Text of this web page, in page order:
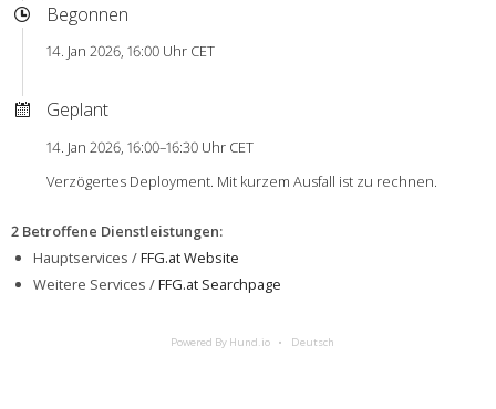
Begonnen
14. Jan 2026, 16:00 Uhr CET
Geplant
14. Jan 2026, 16:00–16:30 Uhr CET
Verzögertes Deployment. Mit kurzem Ausfall ist zu rechnen.
2 Betroffene Dienstleistungen:
Hauptservices /FFG.at Website
Weitere Services /FFG.at Searchpage
Powered By Hund.io Deutsch